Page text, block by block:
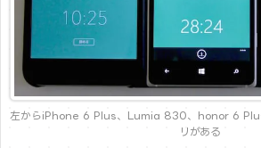
左からiPhone 6 Plus、Lumia 830、honor 6
リがある